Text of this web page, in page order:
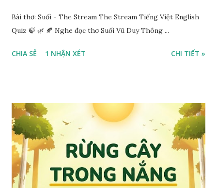
Bài thơ: Suối - The Stream The Stream Tiếng Việt English
Quiz 🍃 🌿 🍂 Nghe đọc thơ Suối Vũ Duy Thông ...
CHIA SẺ 1 NHẬN XÉT CHI TIẾT »